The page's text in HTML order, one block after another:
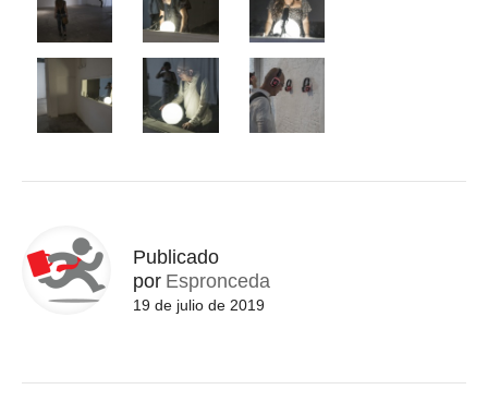
Publicado
por Espronceda
19 de julio de 2019